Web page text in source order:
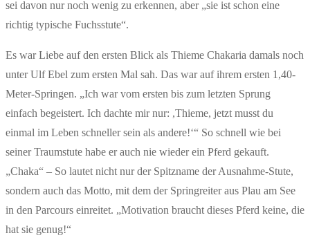
sei davon nur noch wenig zu erkennen, aber „sie ist schon eine
richtig typische Fuchsstute“.
Es war Liebe auf den ersten Blick als Thieme Chakaria damals noch
unter Ulf Ebel zum ersten Mal sah. Das war auf ihrem ersten 1,40-
Meter-Springen. „Ich war vom ersten bis zum letzten Sprung
einfach begeistert. Ich dachte mir nur: ,Thieme, jetzt musst du
einmal im Leben schneller sein als andere!‘“ So schnell wie bei
seiner Traumstute habe er auch nie wieder ein Pferd gekauft.
„Chaka“ – So lautet nicht nur der Spitzname der Ausnahme-Stute,
sondern auch das Motto, mit dem der Springreiter aus Plau am See
in den Parcours einreitet. „Motivation braucht dieses Pferd keine, die
hat sie genug!“